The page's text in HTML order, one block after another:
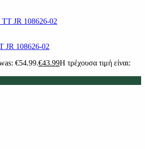
JR 108626-02
€54.99.€43.99Η τρέχουσα τιμή είναι: